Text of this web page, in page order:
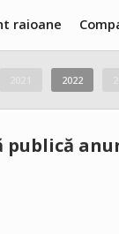
raioane
2022
publică